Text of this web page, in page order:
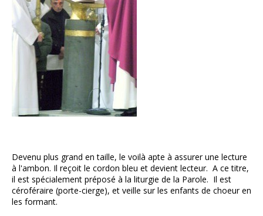
Devenu plus grand en taille, le voilà apte à assurer une lecture
à l'ambon. Il reçoit le cordon bleu et devient lecteur. A ce titre,
il est spécialement préposé à la liturgie de la Parole. Il est
céroféraire (porte-cierge), et veille sur les enfants de choeur en
les formant.